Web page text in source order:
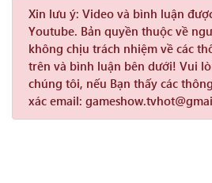
Xin lưu ý: Video và bình luận
Youtube. Bản quyền thuộc về
không chịu trách nhiệm về các
trên và bình luận bên dưới! Vui
chúng tôi, nếu Bạn thấy các
xác email: